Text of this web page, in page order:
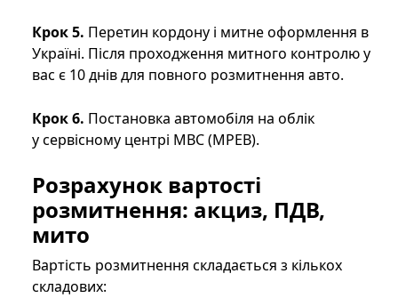
Крок 5. Перетин кордону і митне оформлення в
Україні. Після проходження митного контролю у
вас є 10 днів для повного розмитнення авто.
Крок 6. Постановка автомобіля на облік
у сервісному центрі МВС (МРЕВ).
Розрахунок вартості
розмитнення: акциз, ПДВ,
мито
Вартість розмитнення складається з кількох
складових: